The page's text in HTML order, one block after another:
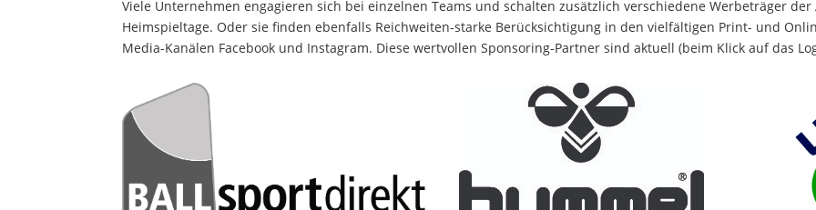
Viele Unternehmen engagieren sich bei einzelnen Teams und schalten zusätzlich verschiedene Werbeträger
Heimspieltage. Oder sie finden ebenfalls Reichweiten-starke Berücksichtigung in den vielfältigen Print- und
Media-Kanälen Facebook und Instagram. Diese wertvollen Sponsoring-Partner sind aktuell (beim Klick auf das